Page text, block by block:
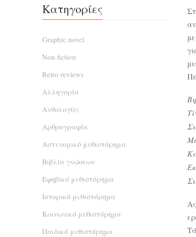
Κατηγορίες
Graphic novel
Non fiction
Retro reviews
Αλληγορία
Ανθολογίες
Αρθρογραφία
Αστυνομικό μυθιστόρημα
Βιβλία γνώσεων
Εφηβικό μυθιστόρημα
Ιστορικό μυθιστόρημα
Κοινωνικό μυθιστόρημα
Παιδικό μυθιστόρημα